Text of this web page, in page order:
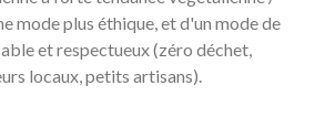
mode plus éthique, et d'un mode de
et respectueux (zéro déchet,
locaux, petits artisans).